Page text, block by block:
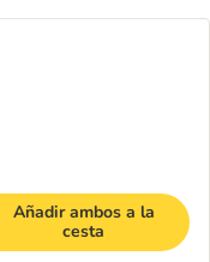
Añadir ambos a la
cesta